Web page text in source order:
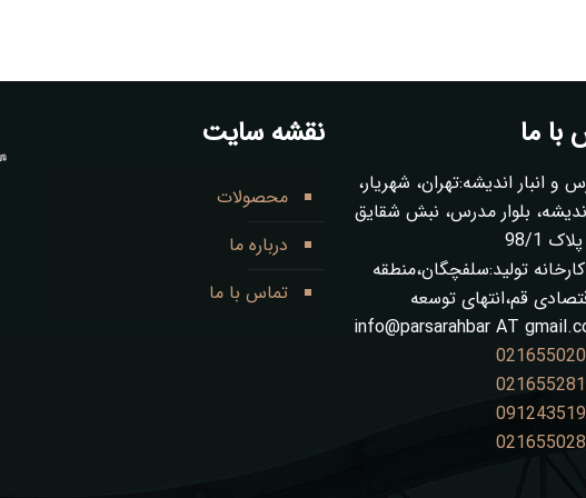
با ما
و انبار اندیشه:تهران، شهریار،
1 اندیشه، بلوار مدرس، نبش شقایق
98/1
تولید:سلفچگان،منطقه
قم،انتهای توسعه
info@parsarahbar AT
نقشه سایت
محصولات
درباره ما
تماس با ما